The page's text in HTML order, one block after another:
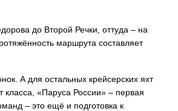
до Второй Речки, оттуда – на
маршрута составляет
А для остальных крейсерских яхт
«Паруса России» – первая
– это ещё и подготовка к